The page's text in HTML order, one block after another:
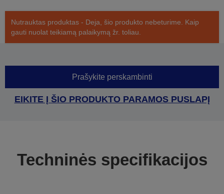
Nutrauktas produktas - Deja, šio produkto nebeturime. Kaip
gauti nuolat teikiamą palaikymą žr. toliau.
Prašykite perskambinti
EIKITE Į ŠIO PRODUKTO PARAMOS PUSLAPĮ
Techninės specifikacijos